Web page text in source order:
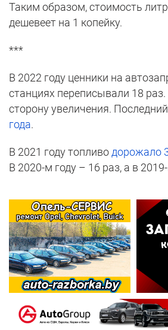
Таким образом, стоимость
дешевеет на 1 копейку.
***
В 2022 году ценники на
станциях переписывали 18 раз.
сторону увеличения.
года.
В 2021 году топливодорожало
В 2020-м году – 16 раз, а в